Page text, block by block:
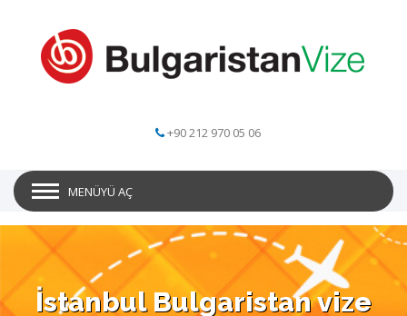
+90 212 970 05 06
MENÜYÜ AÇ
İstanbul Bulgaristan vize